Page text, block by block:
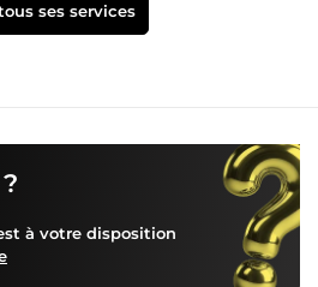
ses services
à votre disposition